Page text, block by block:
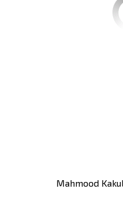
Mahmood